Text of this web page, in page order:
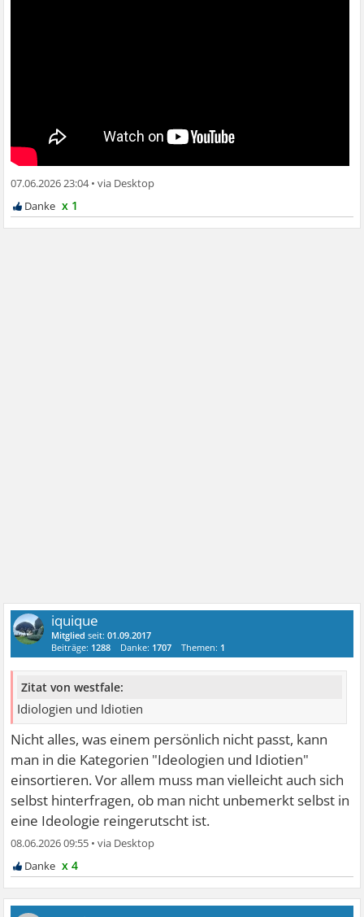
07.06.2026 23:04•
x 1
iquique
Mitglied seit:01.09.2017
Beiträge: 1288 Danke: 1707 Themen: 1
Zitat von westfale:
Idiologien und Idiotien
Nicht alles, was einem persönlich nicht passt, kann
man in die Kategorien "Ideologien und Idiotien"
einsortieren. Vor allem muss man vielleicht auch sich
selbst hinterfragen, ob man nicht unbemerkt selbst in
eine Ideologie reingerutscht ist.
08.06.2026 09:55 •
x 4